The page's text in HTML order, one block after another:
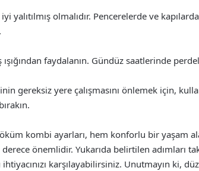
yalıtılmış olmalıdır. Pencerelerde ve
ışığından faydalanın. Gündüz saatlerinde
gereksiz yere çalışmasını önlemek için,
kombi ayarları, hem konforlu bir yaşam
derece önemlidir. Yukarıda belirtilen adımları
ihtiyacınızı karşılayabilirsiniz. Unutmayın ki,